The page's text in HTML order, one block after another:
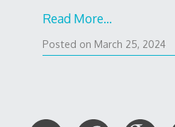
Read More…
Posted on March 25, 2024
9,